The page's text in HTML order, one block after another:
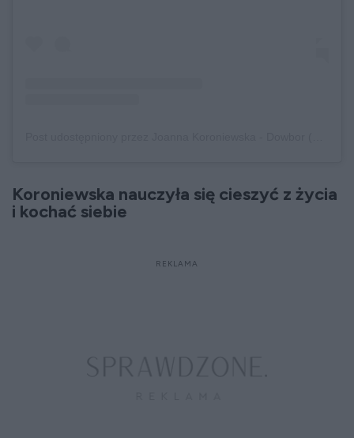
Koroniewska nauczyła się cieszyć z życia
i kochać siebie